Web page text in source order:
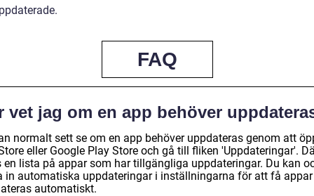
FAQ
vet jag om en app behöver
normalt sett se om en app behöver uppdateras genom att
eller Google Play Store och gå till fliken 'Uppdateringar'.
en lista på appar som har tillgängliga uppdateringar. Du kan
in automatiska uppdateringar i inställningarna för att få
automatiskt.